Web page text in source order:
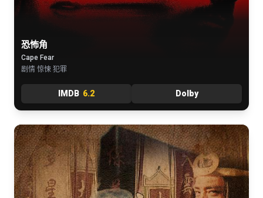
恐怖角
Cape Fear
剧情 惊悚 犯罪
IMDB 6.2 Dolby